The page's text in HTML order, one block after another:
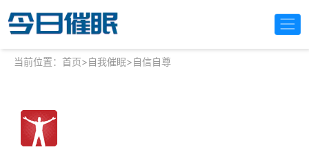
当前位置： 首页>自我催眠>自信自尊